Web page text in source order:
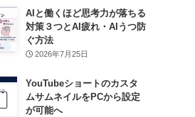
AIと働くほど思考力が落ちる
対策３つとAI疲れ・AIうつ防
ぐ方法
2026年7月25日
YouTubeショートのカスタ
ムサムネイルをPCから設定
が可能へ